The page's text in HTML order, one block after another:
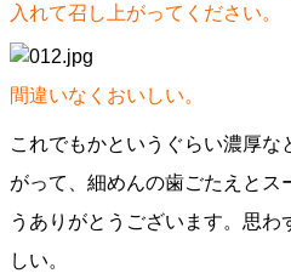
入れて召し上がってください。
間違いなくおいしい。
これでもかというぐらい濃厚
がって、細めんの歯ごたえとス
うありがとうございます。思
しい。